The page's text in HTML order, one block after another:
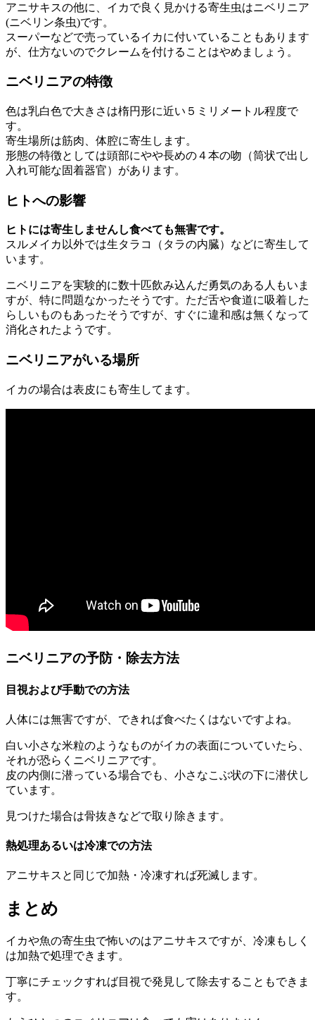
アニサキスの他に、イカで良く見かける寄生虫はニベリニア
(ニベリン条虫)です。
スーパーなどで売っているイカに付いていることもあります
が、仕方ないのでクレームを付けることはやめましょう。
ニベリニアの特徴
色は乳白色で大きさは楕円形に近い５ミリメートル程度で
す。
寄生場所は筋肉、体腔に寄生します。
形態の特徴としては頭部にやや長めの４本の吻（筒状で出し
入れ可能な固着器官）があります。
ヒトへの影響
ヒトには寄生しませんし食べても無害です。
スルメイカ以外では生タラコ（タラの内臓）などに寄生して
います。
ニベリニアを実験的に数十匹飲み込んだ勇気のある人もいま
すが、特に問題なかったそうです。ただ舌や食道に吸着した
らしいものもあったそうですが、すぐに違和感は無くなって
消化されたようです。
ニベリニアがいる場所
イカの場合は表皮にも寄生してます。
ニベリニアの予防・除去方法
目視および手動での方法
人体には無害ですが、できれば食べたくはないですよね。
白い小さな米粒のようなものがイカの表面についていたら、
それが恐らくニベリニアです。
皮の内側に潜っている場合でも、小さなこぶ状の下に潜伏し
ています。
見つけた場合は骨抜きなどで取り除きます。
熱処理あるいは冷凍での方法
アニサキスと同じで加熱・冷凍すれば死滅します。
まとめ
イカや魚の寄生虫で怖いのはアニサキスですが、冷凍もしく
は加熱で処理できます。
丁寧にチェックすれば目視で発見して除去することもできま
す。